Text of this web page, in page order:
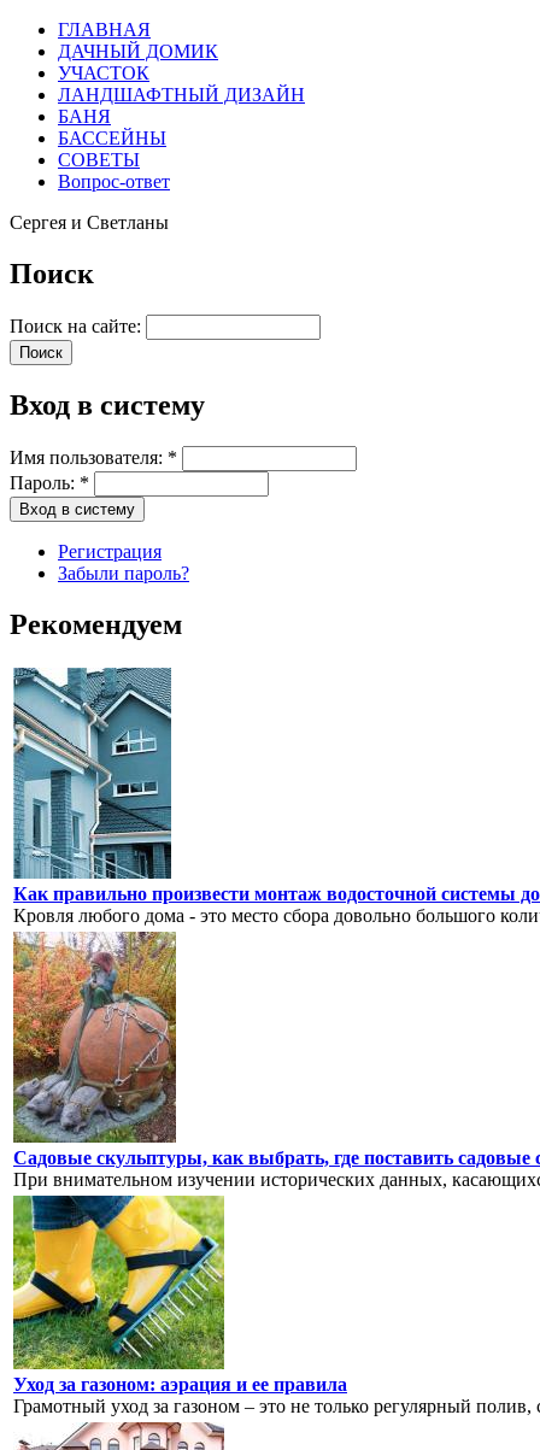
ГЛАВНАЯ
ДАЧНЫЙ ДОМИК
УЧАСТОК
ЛАНДШАФТНЫЙ ДИЗАЙН
БАНЯ
БАССЕЙНЫ
СОВЕТЫ
Вопрос-ответ
Сергея и Светланы
Поиск
Поиск на сайте:
Вход в систему
Имя пользователя: *
Пароль: *
Регистрация
Забыли пароль?
Рекомендуем
Как правильно произвести монтаж водосточной системы
Кровля любого дома - это место сбора довольно большого
Садовые скульптуры, как выбрать, где поставить
При внимательном изучении исторических данных,
Уход за газоном: аэрация и ее правила
Грамотный уход за газоном – это не только регулярный